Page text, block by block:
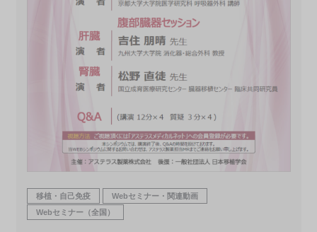
移植・自己免疫
Webセミナー・関連動画
Webセミナー（全国）